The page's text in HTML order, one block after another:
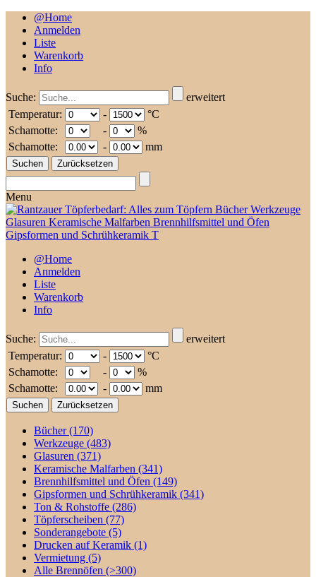
@Home
Anmelden
Liste
Warenkorb
Info
Suche:
erweitert
Temperatur:
-
°C
Schamotte:
-
%
Schamotte:
- mm
Menu
@Home
Anmelden
Liste
Warenkorb
Info
Suche:
erweitert
Temperatur:
-
°C
Schamotte:
-
%
Schamotte:
- mm
Bücher(170)
Werkzeuge (483)
Glasuren (371)
Keramische Malfarben (341)
Brennhilfsmittel und Öfen (149)
Gipsformen und Schrühkeramik (341)
Ton & Rohstoffe (286)
Töpferscheiben (77)
Sonderangebote (5)
Drucken auf Keramik (1)
Vermietung (5)
Alle Brennöfen (>300)